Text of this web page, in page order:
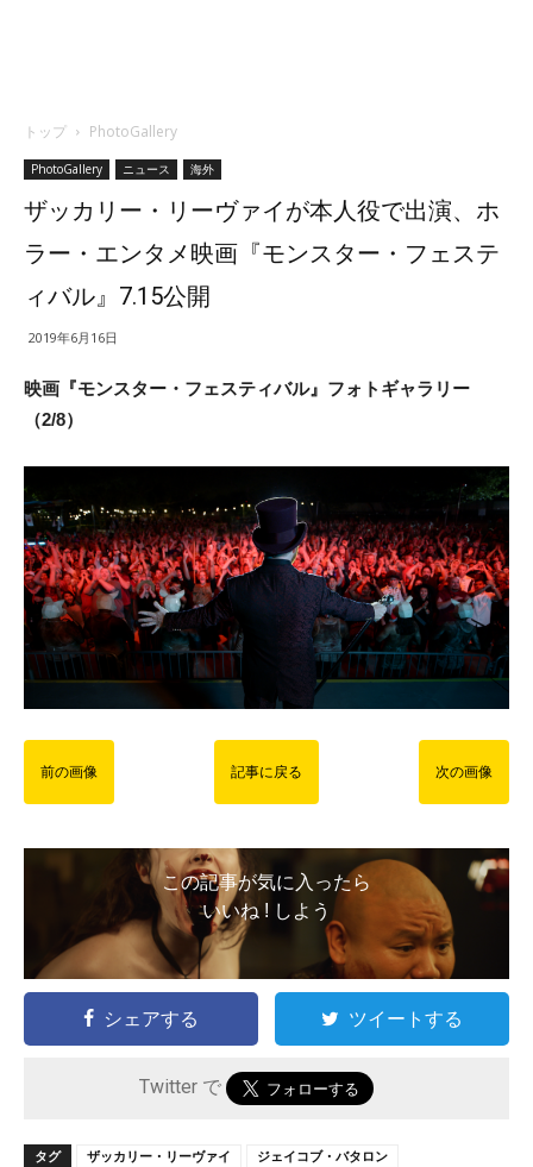
トップ PhotoGallery
PhotoGallery ニュース 海外
ザッカリー・リーヴァイが本人役で出演、ホ
ラー・エンタメ映画『モンスター・フェステ
ィバル』7.15公開
2019年6月16日
映画『モンスター・フェスティバル』フォトギャラリー
（2/8）
前の画像 記事に戻る 次の画像
この記事が気に入ったら
いいね ! しよう
シェアする ツイートする
Twitter で
タグ ザッカリー・リーヴァイ
ジェイコブ・バタロン